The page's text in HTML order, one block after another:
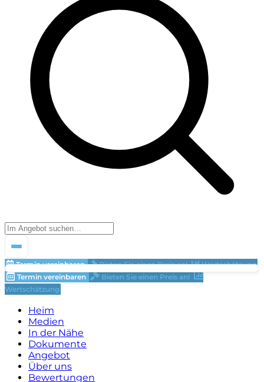
Termin vereinbaren Bieten Sie einen Preis an!
Wertschätzung
Termin vereinbaren
Bieten Sie einen Preis an!
Wertschätzung
Heim
Medien
In der Nähe
Dokumente
Angebot
Über uns
Bewertungen